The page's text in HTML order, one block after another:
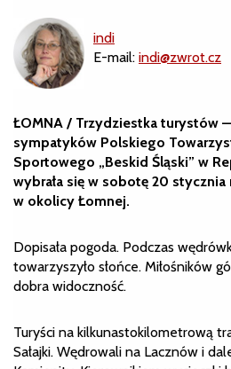
indi
E-mail: indi@zwrot.cz
ŁOMNA / Trzydziestka turystów
sympatyków Polskiego
Sportowego „Beskid Śląski” w
wybrała się w sobotę 20
w okolicy Łomnej.
Dopisała pogoda. Podczas
towarzyszyło słońce. Miłośników
dobra widoczność.
Turyści na kilkunastokilometrową
Sałajki. Wędrowali na Lacznów i